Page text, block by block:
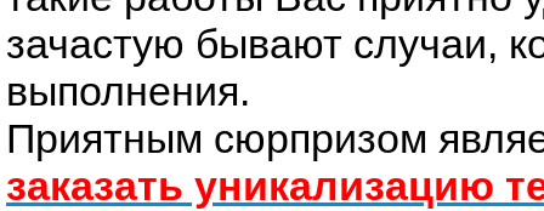
зачастую бывают случаи,
выполнения.
Приятным сюрпризом
заказать уникализацию